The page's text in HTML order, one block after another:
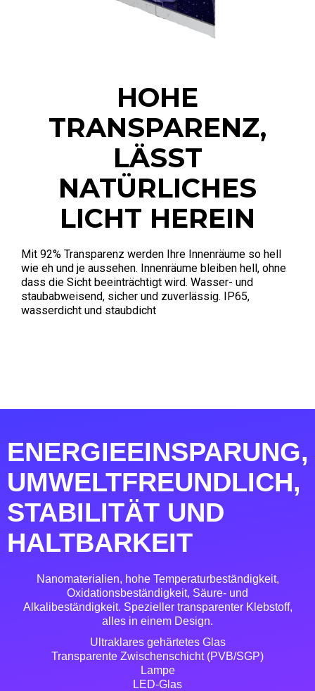
HOHE
TRANSPARENZ,
LÄSST
NATÜRLICHES
LICHT HEREIN
Mit 92% Transparenz werden Ihre Innenräume so hell
wie eh und je aussehen. Innenräume bleiben hell, ohne
dass die Sicht beeinträchtigt wird. Wasser- und
staubabweisend, sicher und zuverlässig. IP65,
wasserdicht und staubdicht
ENERGIEEINSPARUNG,
UMWELTFREUNDLICH,
STABILITÄT UND
HALTBARKEIT
Nanomaterialien, hohe Temperaturbeständigkeit,
Oxidationsbeständigkeit, Säure- und
Alkalibeständigkeit. Spezieller transparenter Klebstoff,
alles in einem Design.
Ultraklares gehärtetes Glas
Transparente Zwischenschicht (PVB/SGP)
Lampe
LED-Glas